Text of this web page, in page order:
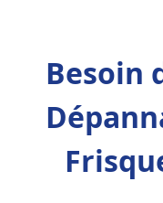
Besoin